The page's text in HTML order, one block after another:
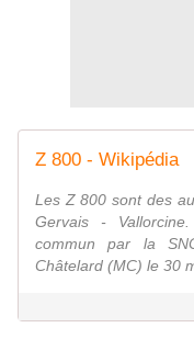
Z 800 - Wikipédia
Les Z 800 sont des
Gervais -
commun par la
Châtelard (MC) le 30